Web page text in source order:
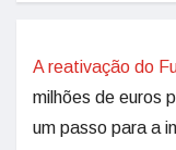
A reativação do
milhões de euros
um passo para a